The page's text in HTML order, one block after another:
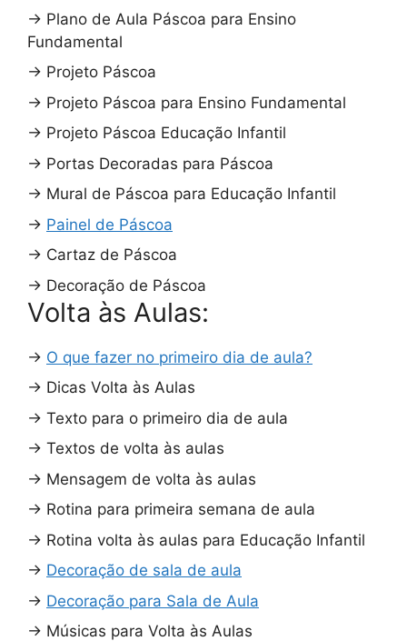
→ Plano de Aula Páscoa para Ensino
Fundamental
→ Projeto Páscoa
→ Projeto Páscoa para Ensino Fundamental
→ Projeto Páscoa Educação Infantil
→ Portas Decoradas para Páscoa
→ Mural de Páscoa para Educação Infantil
→ Painel de Páscoa
→ Cartaz de Páscoa
→ Decoração de Páscoa
Volta às Aulas:
→ O que fazer no primeiro dia de aula?
→ Dicas Volta às Aulas
→ Texto para o primeiro dia de aula
→ Textos de volta às aulas
→ Mensagem de volta às aulas
→ Rotina para primeira semana de aula
→ Rotina volta às aulas para Educação Infantil
→ Decoração de sala de aula
→ Decoração para Sala de Aula
→ Músicas para Volta às Aulas